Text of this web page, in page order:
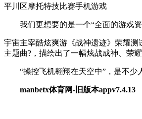
平川区摩托特技比赛手机游戏
我们更想要的是一个“全面的游戏
宇宙主宰酷炫爽游《战神遗迹》荣耀
主题曲?，描绘出了一幅炫战成神、荣耀
“操控飞机翱翔在天空中”，是不
manbetx体育网-旧版本appv7.4.13